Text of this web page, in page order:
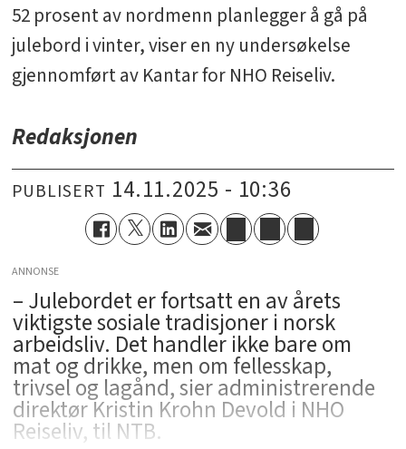
52 prosent av nordmenn planlegger å gå på
julebord i vinter, viser en ny undersøkelse
gjennomført av Kantar for NHO Reiseliv.
Redaksjonen
PUBLISERT 14.11.2025 - 10:36
ANNONSE
– Julebordet er fortsatt en av årets
viktigste sosiale tradisjoner i norsk
arbeidsliv. Det handler ikke bare om
mat og drikke, men om fellesskap,
trivsel og lagånd, sier administrerende
direktør Kristin Krohn Devold i NHO
Reiseliv, til NTB.